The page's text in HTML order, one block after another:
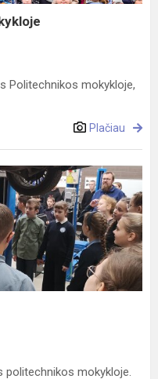
Politechnikos mokykloje,
Plačiau
politechnikos mokykloje.